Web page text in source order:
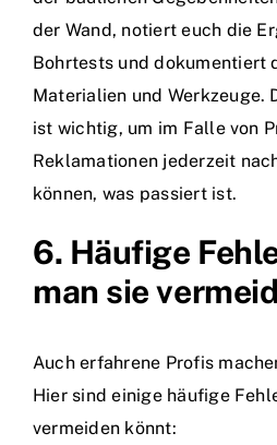
der Wand, notiert euch die
Bohrtests und dokumentiert
Materialien und Werkzeuge.
ist wichtig, um im Falle von
Reklamationen jederzeit
können, was passiert ist.
6. Häufige
man sie
Auch erfahrene Profis
Hier sind einige häufige
vermeiden könnt: